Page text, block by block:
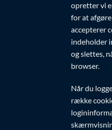
opretter vi
for at
accepterer
indeholder
og slettes,
browser.
Når du
række